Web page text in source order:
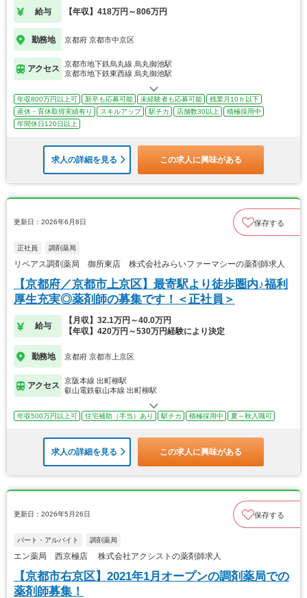
給与 【年収】418万円～806万円
勤務地 京都府 京都市中京区
アクセス
京都市地下鉄烏丸線 烏丸御池駅
京都市地下鉄東西線 烏丸御池駅
年収800万円以上可 新卒も応募可能 未経験者も応募可能
残業月10ｈ以下
産休・育休取得実績有り
スキルアップ 駅チカ 店舗数30以上
積極採用中
年間休日120日以上
求人の詳細を見る この求人に興味がある
更新日：2026年6月8日 保存する
正社員 調剤薬局
リペアス調剤薬局 御所東店 株式会社みらいファーマシーの薬剤師求人
【京都府／京都市上京区】最寄駅より徒歩圏内♪福利
厚生充実◎薬剤師の募集です！＜正社員＞
給与
【月収】32.1万円～40.0万円
【年収】420万円～530万円経験により決定
勤務地 京都府 京都市上京区
アクセス
京阪本線 出町柳駅
叡山電鉄叡山本線 出町柳駅
年収500万円以上可 住宅補助（手当）あり 駅チカ 積極採用中 夏～秋入職可
求人の詳細を見る この求人に興味がある
更新日：2026年5月26日 保存する
パート・アルバイト 調剤薬局
エン薬局 西京極店 株式会社アクシストの薬剤師求人
【京都市右京区】2021年1月オープンの調剤薬局での
薬剤師募集！